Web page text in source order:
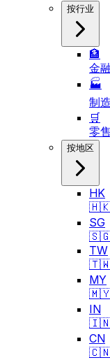
按行业
🏦
金
🏭
制
🛒
零
按地区
HK
🇭🇰
SG
🇸🇬
TW
🇹🇼
MY
🇲🇾
IN
🇮🇳
CN
🇨🇳